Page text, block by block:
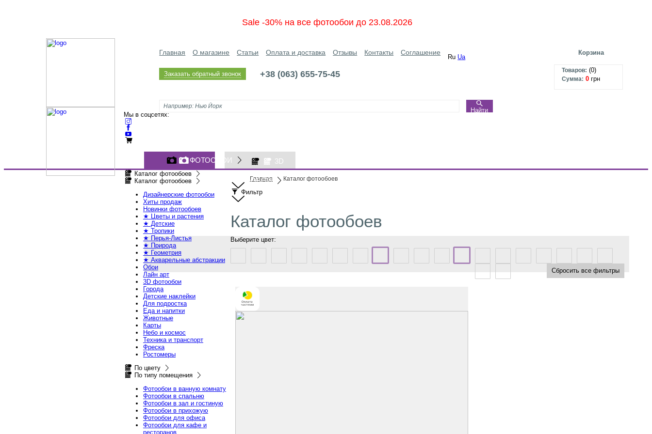
Sale -30% на все фотообои до 23.08.2026
Главная О магазине Статьи Оплата и доставка Отзывы Контакты Соглашение
Ru Ua
Заказать обратный звонок +38 (063) 655-75-45
Найти
Корзина
Товаров: (0)
Сумма: 0 грн
Мы в соцсетях:
ФОТООБОИ 3D
ОБОИ
Каталог фотообоев
Каталог фотообоев
Дизайнерские фотообои
Хиты продаж
Новинки фотообоев
★ Цветы и растения
★ Детские
★ Тропики
★ Перья-Листья
★ Природа
★ Геометрия
★ Акварельные абстракции
Обои
Лайн арт
3D фотообои
Города
Детские наклейки
Для подростка
Еда и напитки
Животные
Карты
Небо и космос
Техника и транспорт
Фреска
Ростомеры
По цвету
По типу помещения
Фотообои в ванную комнату
Фотообои в спальню
Фотообои в зал и гостиную
Фотообои в прихожую
Фотообои для офиса
Фотообои для кафе и
ресторанов
Главная Каталог фотообоев
Фильтр
Каталог фотообоев
Выберите цвет:
Сбросить все фильтры